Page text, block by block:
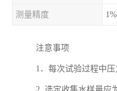
测量精度 1%
注意事项
1．每次试验过程中